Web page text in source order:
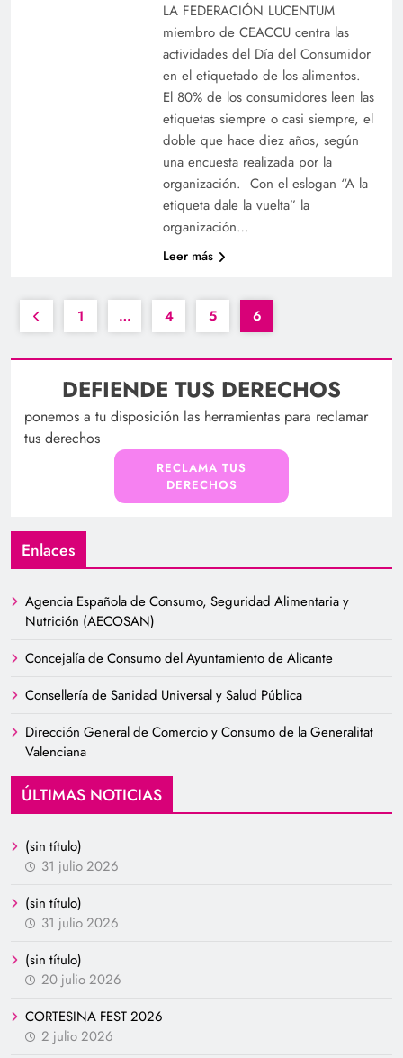
LA FEDERACIÓN LUCENTUM
miembro de CEACCU centra las
actividades del Día del Consumidor
en el etiquetado de los alimentos.
El 80% de los consumidores leen las
etiquetas siempre o casi siempre, el
doble que hace diez años, según
una encuesta realizada por la
organización. Con el eslogan “A la
etiqueta dale la vuelta” la
organización…
Leer más
1 … 4 5 6
DEFIENDE TUS DERECHOS
ponemos a tu disposición las herramientas para reclamar
tus derechos
RECLAMA TUS
DERECHOS
Enlaces
Agencia Española de Consumo, Seguridad Alimentaria y
Nutrición (AECOSAN)
Concejalía de Consumo del Ayuntamiento de Alicante
Consellería de Sanidad Universal y Salud Pública
Dirección General de Comercio y Consumo de la Generalitat
Valenciana
ÚLTIMAS NOTICIAS
(sin título)
31 julio 2026
(sin título)
31 julio 2026
(sin título)
20 julio 2026
CORTESINA FEST 2026
2 julio 2026